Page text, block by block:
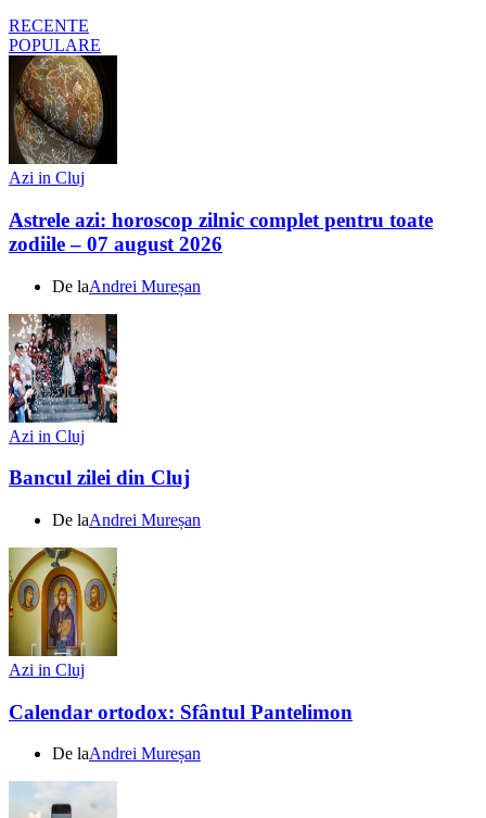
RECENTE
POPULARE
Azi in Cluj
Astrele azi: horoscop zilnic complet pentru toate
zodiile – 07 august 2026
De laAndrei Mureșan
Azi in Cluj
Bancul zilei din Cluj
De laAndrei Mureșan
Azi in Cluj
Calendar ortodox: Sfântul Pantelimon
De laAndrei Mureșan